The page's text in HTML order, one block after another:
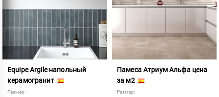
Equipe Argile напольный
керамогранит
Размер:
Памеса Атриум Альфа цена
за м2
Размер: